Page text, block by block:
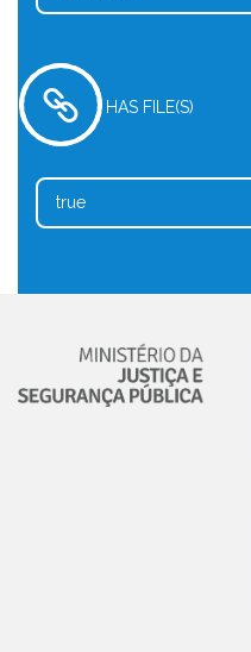
HAS FILE(S)
true